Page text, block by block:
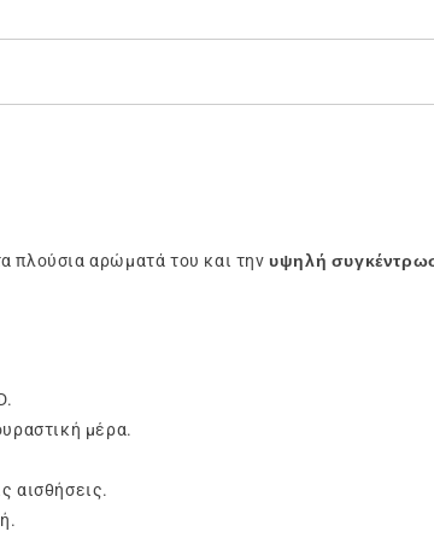
πλούσια αρώματά του και τηνυψηλή
μέρα.
αισθήσεις.